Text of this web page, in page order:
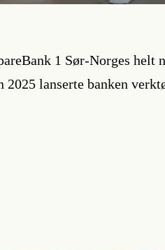
1 Sør-Norges helt
lanserte banken